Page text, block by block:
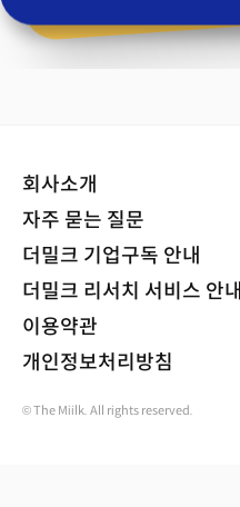
회사소개
자주 묻는 질문
더밀크 기업구독 안내
더밀크 리서치 서비스 안내
이용약관
개인정보처리방침
© The Miilk. All rights reserved.